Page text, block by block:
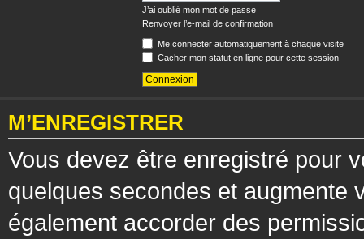
J’ai oublié mon mot de passe
Renvoyer l’e-mail de confirmation
Me connecter automatiquement à chaque visite
Cacher mon statut en ligne pour cette session
M’ENREGISTRER
Vous devez être enregistré pour
quelques secondes et augmente
également accorder des